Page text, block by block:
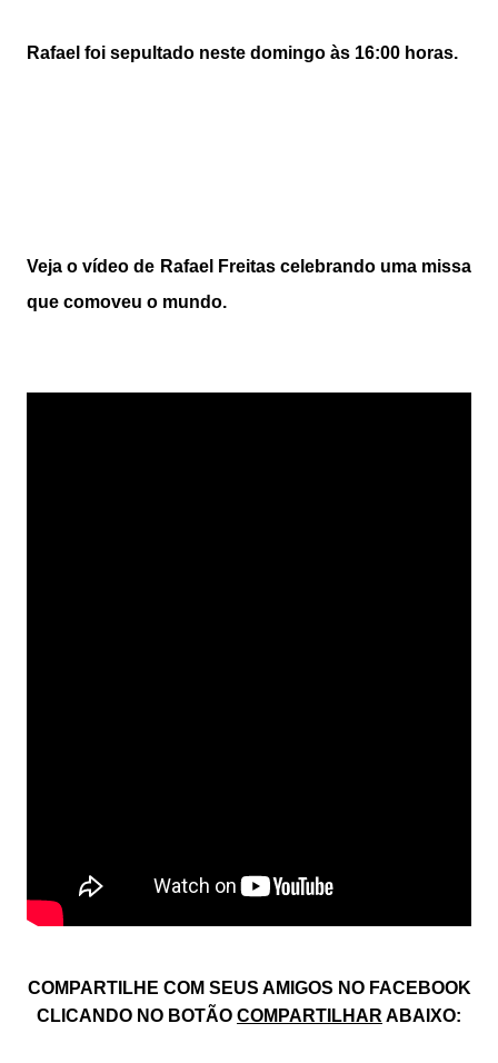
Rafael foi sepultado neste domingo às 16:00 horas.
Veja o vídeo de Rafael Freitas celebrando uma missa
que comoveu o mundo.
COMPARTILHE COM SEUS AMIGOS NO FACEBOOK
CLICANDO NO BOTÃO COMPARTILHAR ABAIXO: